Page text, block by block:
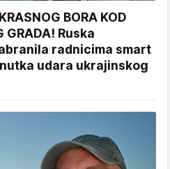
BORA KOD
GRADA! Ruska
radnicima smart
udara ukrajinskog